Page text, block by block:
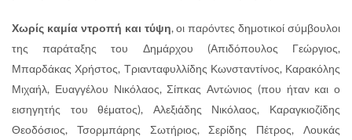
Χωρίς καμία ντροπή και τύψη, οι παρόντες δημοτικοί σύμβουλοι
της παράταξης του Δημάρχου (Απιδόπουλος Γεώργιος,
Μπαρδάκας Χρήστος, Τριανταφυλλίδης Κωνσταντίνος, Καρακόλης
Μιχαήλ, Ευαγγέλου Νικόλαος, Σίπκας Αντώνιος (που ήταν και ο
εισηγητής του θέματος), Αλεξιάδης Νικόλαος, Καραγκιοζίδης
Θεοδόσιος, Τσορμπάρης Σωτήριος, Σερίδης Πέτρος, Λουκάς